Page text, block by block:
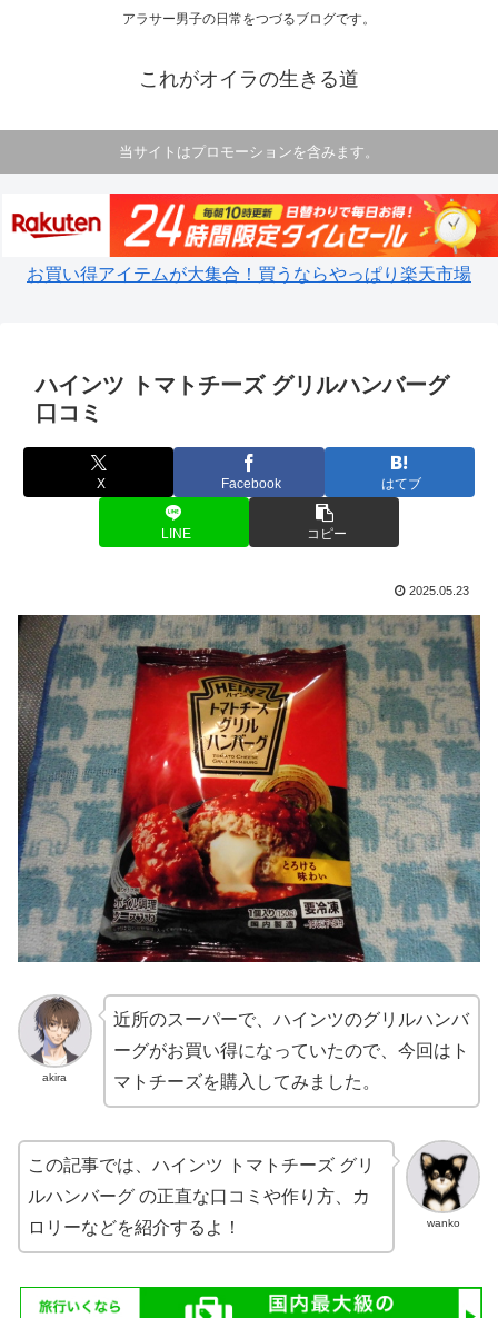
アラサー男子の日常をつづるブログです。
これがオイラの生きる道
当サイトはプロモーションを含みます。
お買い得アイテムが大集合！買うならやっぱり楽天市場
ハインツ トマトチーズ グリルハンバーグ
口コミ
X Facebook はてブ
LINE コピー
2025.05.23
akira
近所のスーパーで、ハインツのグリルハンバ
ーグがお買い得になっていたので、今回はト
マトチーズを購入してみました。
wanko
この記事では、ハインツ トマトチーズ グリ
ルハンバーグ の正直な口コミや作り方、カ
ロリーなどを紹介するよ！